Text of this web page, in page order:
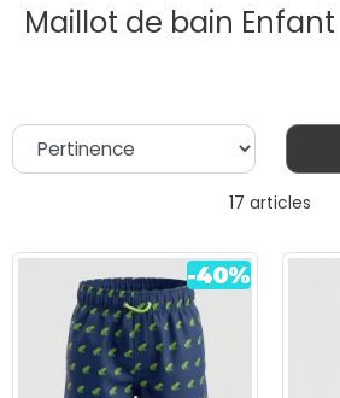
Maillot de bain Enfant
17 articles